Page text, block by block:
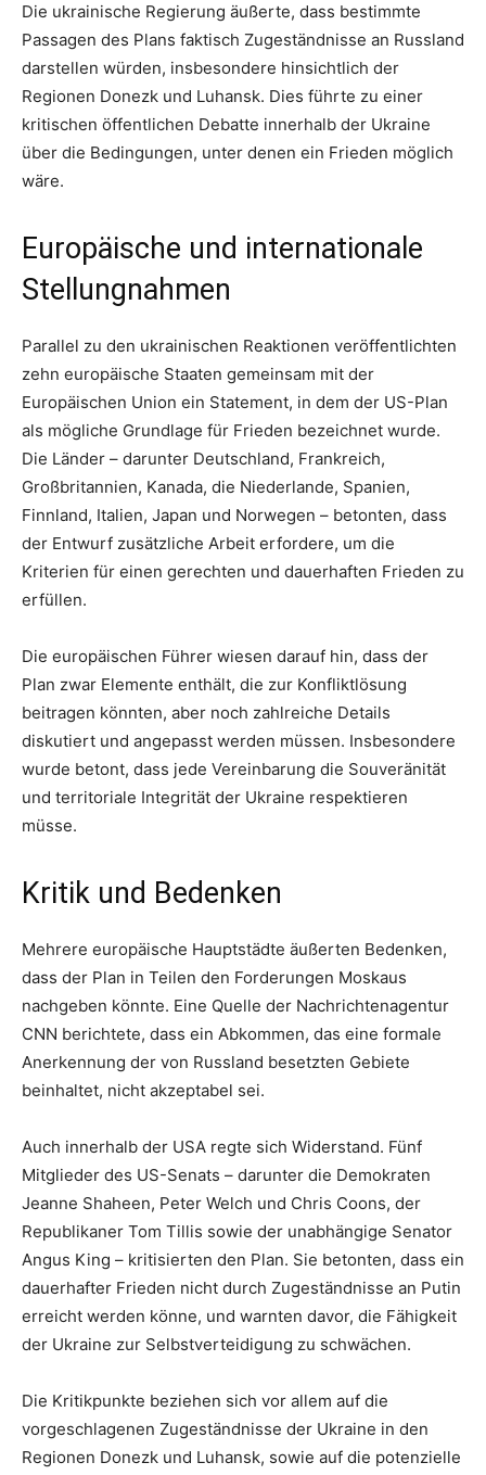
Die ukrainische Regierung äußerte, dass bestimmte
Passagen des Plans faktisch Zugeständnisse an Russland
darstellen würden, insbesondere hinsichtlich der
Regionen Donezk und Luhansk. Dies führte zu einer
kritischen öffentlichen Debatte innerhalb der Ukraine
über die Bedingungen, unter denen ein Frieden möglich
wäre.
Europäische und internationale
Stellungnahmen
Parallel zu den ukrainischen Reaktionen veröffentlichten
zehn europäische Staaten gemeinsam mit der
Europäischen Union ein Statement, in dem der US-Plan
als mögliche Grundlage für Frieden bezeichnet wurde.
Die Länder – darunter Deutschland, Frankreich,
Großbritannien, Kanada, die Niederlande, Spanien,
Finnland, Italien, Japan und Norwegen – betonten, dass
der Entwurf zusätzliche Arbeit erfordere, um die
Kriterien für einen gerechten und dauerhaften Frieden zu
erfüllen.
Die europäischen Führer wiesen darauf hin, dass der
Plan zwar Elemente enthält, die zur Konfliktlösung
beitragen könnten, aber noch zahlreiche Details
diskutiert und angepasst werden müssen. Insbesondere
wurde betont, dass jede Vereinbarung die Souveränität
und territoriale Integrität der Ukraine respektieren
müsse.
Kritik und Bedenken
Mehrere europäische Hauptstädte äußerten Bedenken,
dass der Plan in Teilen den Forderungen Moskaus
nachgeben könnte. Eine Quelle der Nachrichtenagentur
CNN berichtete, dass ein Abkommen, das eine formale
Anerkennung der von Russland besetzten Gebiete
beinhaltet, nicht akzeptabel sei.
Auch innerhalb der USA regte sich Widerstand. Fünf
Mitglieder des US-Senats – darunter die Demokraten
Jeanne Shaheen, Peter Welch und Chris Coons, der
Republikaner Tom Tillis sowie der unabhängige Senator
Angus King – kritisierten den Plan. Sie betonten, dass ein
dauerhafter Frieden nicht durch Zugeständnisse an Putin
erreicht werden könne, und warnten davor, die Fähigkeit
der Ukraine zur Selbstverteidigung zu schwächen.
Die Kritikpunkte beziehen sich vor allem auf die
vorgeschlagenen Zugeständnisse der Ukraine in den
Regionen Donezk und Luhansk, sowie auf die potenzielle